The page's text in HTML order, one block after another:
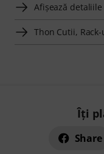
Afişează
Thon Cutii,
Îți
Share